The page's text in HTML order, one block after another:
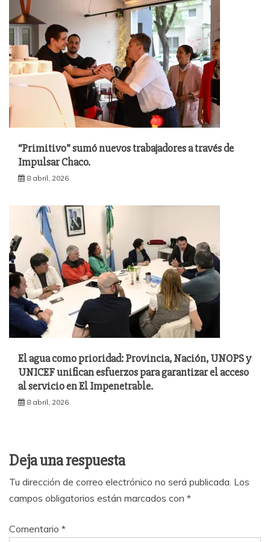
“Primitivo” sumó nuevos trabajadores a través de
Impulsar Chaco.
8 abril, 2026
El agua como prioridad: Provincia, Nación, UNOPS y
UNICEF unifican esfuerzos para garantizar el acceso
al servicio en El Impenetrable.
8 abril, 2026
Deja una respuesta
Tu dirección de correo electrónico no será publicada. Los
campos obligatorios están marcados con *
Comentario *